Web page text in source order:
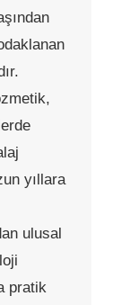
yıllara
ulusal
pratik